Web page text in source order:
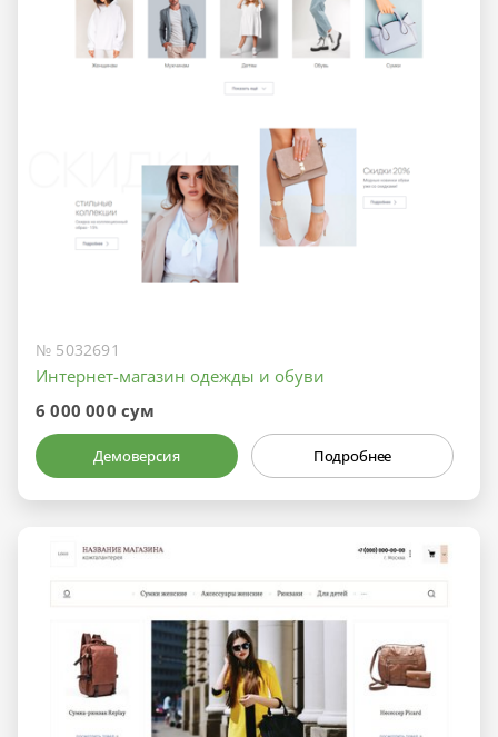
№ 5032691
Интернет-магазин одежды и обуви
6 000 000 сум
Демоверсия Подробнее